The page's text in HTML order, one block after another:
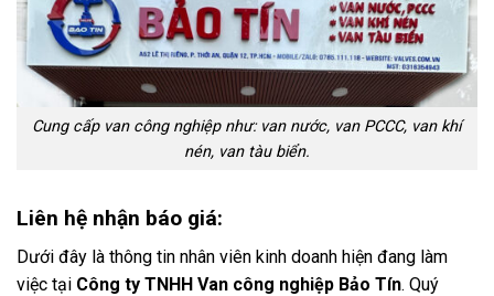
Cung cấp van công nghiệp như: van nước, van PCCC, van khí
nén, van tàu biển.
Liên hệ nhận báo giá:
Dưới đây là thông tin nhân viên kinh doanh hiện đang làm
việc tại Công ty TNHH Van công nghiệp Bảo Tín. Quý